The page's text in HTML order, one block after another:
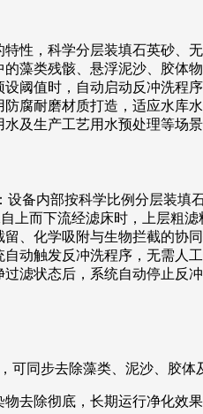
性，科学分层装填石英砂、
藻类残骸、悬浮泥沙、胶体
阈值时，自动启动反冲洗程
腐耐磨材质打造，适应水库
及生产工艺用水预处理等场
备内部按科学比例分层装
而下流经滤床时，上层粗
、化学吸附与生物拦截的协
动触发反冲洗程序，无需人
滤状态后，系统自动停止反
同步去除藻类、泥沙、胶体
去除彻底，长期运行净化效果